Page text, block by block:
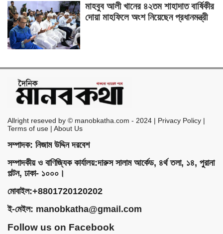
মাহবুব আলী খানের ৪২তম শাহাদাত বার্ষিকীর
দোয়া মাহফিলে অংশ নিয়েছেন প্রধানমন্ত্রী
Allright reseved by © manobkatha.com - 2024 | Privacy Policy |
Terms of use | About Us
সম্পাদক: নিজাম উদ্দিন দরবেশ
সম্পাদকীয় ও বাণিজ্যিক কার্যালয়:দারুস সালাম আর্কেড, ৪র্থ তলা, ১৪, পুরানা
পল্টন, ঢাকা- ১০০০।
মোবাইল:+8801720120202
ই-মেইল: manobkatha@gmail.com
Follow us on Facebook